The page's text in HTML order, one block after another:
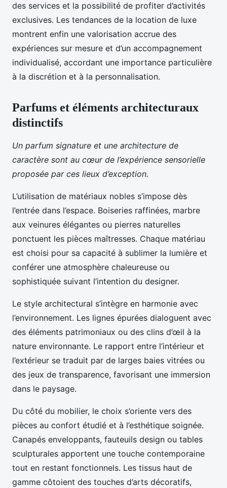
des services et la possibilité de profiter d’activités
exclusives. Les tendances de la location de luxe
montrent enfin une valorisation accrue des
expériences sur mesure et d’un accompagnement
individualisé, accordant une importance particulière
à la discrétion et à la personnalisation.
Parfums et éléments architecturaux
distinctifs
Un parfum signature et une architecture de
caractère sont au cœur de l’expérience sensorielle
proposée par ces lieux d’exception.
L’utilisation de matériaux nobles s’impose dès
l’entrée dans l’espace. Boiseries raffinées, marbre
aux veinures élégantes ou pierres naturelles
ponctuent les pièces maîtresses. Chaque matériau
est choisi pour sa capacité à sublimer la lumière et
conférer une atmosphère chaleureuse ou
sophistiquée suivant l’intention du designer.
Le style architectural s’intègre en harmonie avec
l’environnement. Les lignes épurées dialoguent avec
des éléments patrimoniaux ou des clins d’œil à la
nature environnante. Le rapport entre l’intérieur et
l’extérieur se traduit par de larges baies vitrées ou
des jeux de transparence, favorisant une immersion
dans le paysage.
Du côté du mobilier, le choix s’oriente vers des
pièces au confort étudié et à l’esthétique soignée.
Canapés enveloppants, fauteuils design ou tables
sculpturales apportent une touche contemporaine
tout en restant fonctionnels. Les tissus haut de
gamme côtoient des touches d’arts décoratifs,